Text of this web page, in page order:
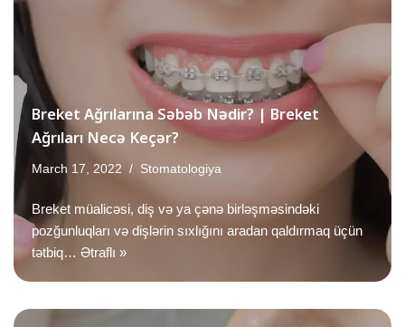
Breket Ağrılarına Səbəb Nədir? | Breket
Ağrıları Necə Keçər?
March 17, 2022 Stomatologiya
Breket müalicəsi, diş və ya çənə birləşməsindəki
pozğunluqları və dişlərin sıxlığını aradan qaldırmaq üçün
tətbiq… Ətraflı »